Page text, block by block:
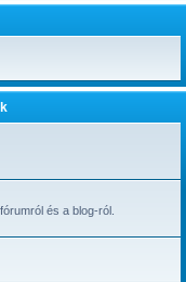
és a blog-ról.